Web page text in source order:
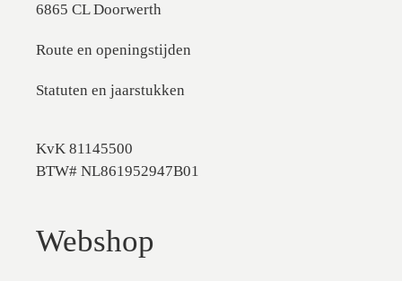
6865 CL Doorwerth
Route en openingstijden
Statuten en jaarstukken
KvK 81145500
BTW# NL861952947B01
Webshop